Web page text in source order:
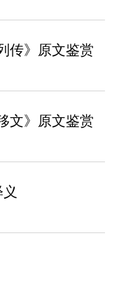
传》原文鉴赏
文》原文鉴赏